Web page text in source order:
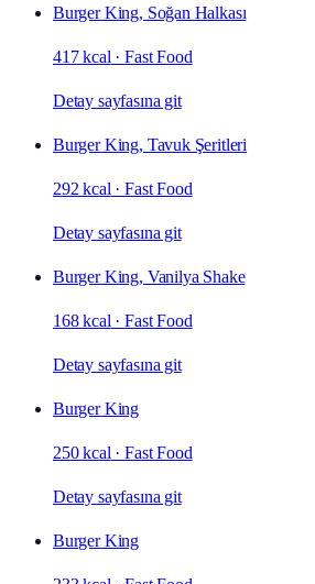
Burger King, Soğan Halkası
417 kcal ·Fast Food
Detay sayfasına git
Burger King, Tavuk Şeritleri
292 kcal ·Fast Food
Detay sayfasına git
Burger King, Vanilya Shake
168 kcal ·Fast Food
Detay sayfasına git
Burger King
250 kcal ·Fast Food
Detay sayfasına git
Burger King